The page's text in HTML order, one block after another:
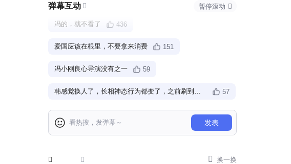
弹幕互动  暂停滚动 
436
冯的，就不看了
151
爱国应该在根里，不要拿来消费
59
冯小刚良心导演没有之一
57
98
这根本不算道德绑架。这只是正常宣传。反正我过几天去看电影
133
人家是让老北京胡同里的走面，咱们不是，所以咱们不用看
明星支持明星不脸红
发表
   换一换